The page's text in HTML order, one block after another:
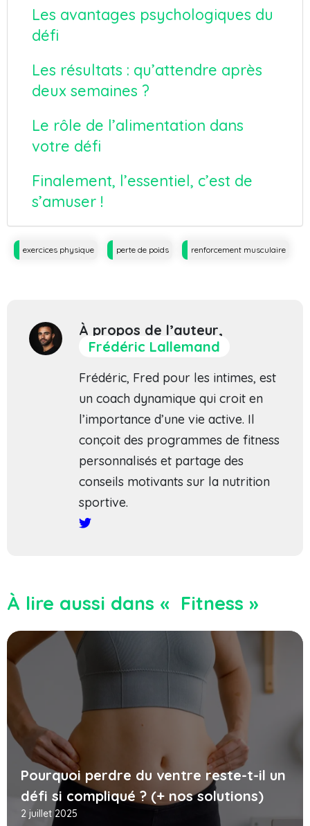
Les avantages psychologiques du
défi
Les résultats : qu’attendre après
deux semaines ?
Le rôle de l’alimentation dans
votre défi
Finalement, l’essentiel, c’est de
s’amuser !
Tagsexercices physique perte de poids renforcement musculaire
À propos de l’auteur,
Frédéric Lallemand
Frédéric, Fred pour les intimes, est
un coach dynamique qui croit en
l’importance d’une vie active. Il
conçoit des programmes de fitness
personnalisés et partage des
conseils motivants sur la nutrition
sportive.
À lire aussi dans « Fitness »
Pourquoi perdre du ventre reste-t-il un
défi si compliqué ? (+ nos solutions)
2 juillet 2025